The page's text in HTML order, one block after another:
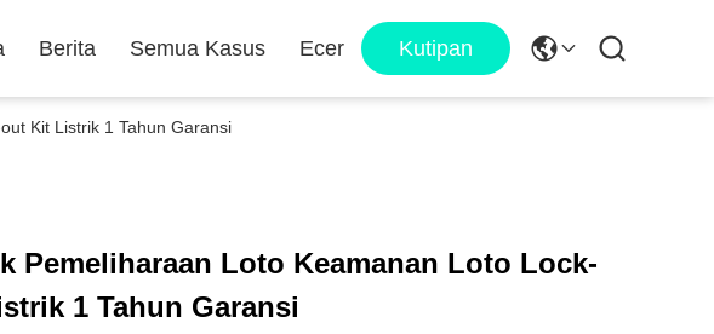
Berita Semua Kasus Ecer Kutipan
Kit Listrik 1 Tahun Garansi
Pemeliharaan Loto Keamanan Loto Lock-
1 Tahun Garansi